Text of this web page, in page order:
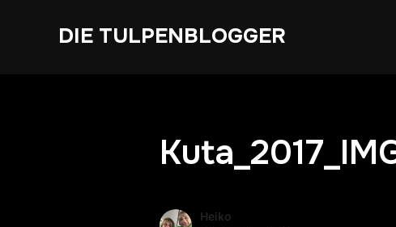
DIE TULPENBLOGGER
Heiko